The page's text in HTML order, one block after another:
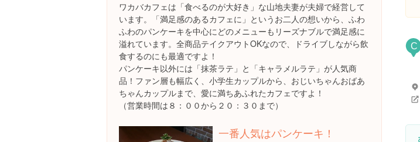
ワカバカフェは「食べるのが大好き」な山地夫妻が夫婦で経営して
います。「満足感のあるカフェに」というお二人の想いから、ふわ
ふわのパンケーキを中心にどのメニューもリーズナブルで満足感に
溢れています。全商品テイクアウトOKなので、ドライブしながら飲
食するのにも最適ですよ！
パンケーキ以外には「抹茶ラテ」と「キャラメルラテ」が人気商
品！ファン層も幅広く、小学生カップルから、おじいちゃんおばあ
ちゃんカップルまで、愛に満ちあふれたカフェですよ！
（営業時間は８：００から２０：３０まで）
一番人気はパンケーキ！
C